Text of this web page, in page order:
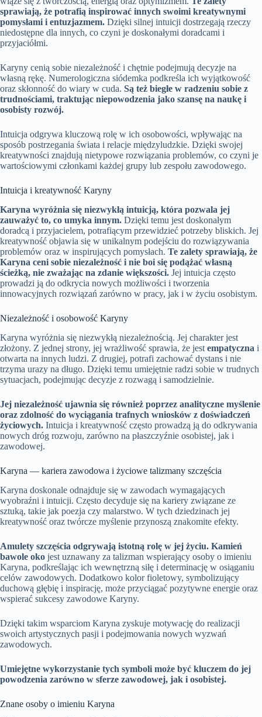
sprawiają, że potrafią inspirować innych swoimi kreatywnymi
pomysłami i entuzjazmem. Dzięki silnej intuicji dostrzegają rzeczy
niedostępne dla innych, co czyni je doskonałymi doradcami i
przyjaciółmi.
Karyny cenią sobie niezależność i chętnie podejmują decyzje na
własną rękę. Numerologiczna siódemka podkreśla ich wyjątkowość
oraz skłonność do wiary w cuda. Są też biegłe w radzeniu sobie z
trudnościami, traktując niepowodzenia jako szansę na naukę i
osobisty rozwój.
Intuicja odgrywa kluczową rolę w ich osobowości, wpływając na
sposób postrzegania świata i relacje międzyludzkie. Dzięki swojej
kreatywności znajdują nietypowe rozwiązania problemów, co czyni je
wartościowymi członkami każdej grupy lub zespołu zawodowego.
Intuicja i kreatywność Karyny
Karyna wyróżnia się niezwykłą intuicją, która pozwala jej
zauważyć to, co umyka innym. Dzięki temu jest doskonałym
doradcą i przyjacielem, potrafiącym przewidzieć potrzeby bliskich. Jej
kreatywność objawia się w unikalnym podejściu do rozwiązywania
problemów oraz w inspirujących pomysłach. Te zalety sprawiają, że
Karyna ceni sobie niezależność i nie boi się podążać własną
ścieżką, nie zważając na zdanie większości. Jej intuicja często
prowadzi ją do odkrycia nowych możliwości i tworzenia
innowacyjnych rozwiązań zarówno w pracy, jak i w życiu osobistym.
Niezależność i osobowość Karyny
Karyna wyróżnia się niezwykłą niezależnością. Jej charakter jest
złożony. Z jednej strony, jej wrażliwość sprawia, że jest empatyczna i
otwarta na innych ludzi. Z drugiej, potrafi zachować dystans i nie
trzyma urazy na długo. Dzięki temu umiejętnie radzi sobie w trudnych
sytuacjach, podejmując decyzje z rozwagą i samodzielnie.
Jej niezależność ujawnia się również poprzez analityczne myślenie
oraz zdolność do wyciągania trafnych wniosków z doświadczeń
życiowych. Intuicja i kreatywność często prowadzą ją do odkrywania
nowych dróg rozwoju, zarówno na płaszczyźnie osobistej, jak i
zawodowej.
Karyna — kariera zawodowa i życiowe talizmany szczęścia
Karyna doskonale odnajduje się w zawodach wymagających
wyobraźni i intuicji. Często decyduje się na kariery związane ze
sztuką, takie jak poezja czy malarstwo. W tych dziedzinach jej
kreatywność oraz twórcze myślenie przynoszą znakomite efekty.
Amulety szczęścia odgrywają istotną rolę w jej życiu. Kamień
bawole oko jest uznawany za talizman wspierający osoby o imieniu
Karyna, podkreślając ich wewnętrzną siłę i determinację w osiąganiu
celów zawodowych. Dodatkowo kolor fioletowy, symbolizujący
duchową głębię i inspirację, może przyciągać pozytywne energie oraz
wspierać sukcesy zawodowe Karyny.
Dzięki takim wsparciom Karyna zyskuje motywację do realizacji
swoich artystycznych pasji i podejmowania nowych wyzwań
zawodowych.
Umiejętne wykorzystanie tych symboli może być kluczem do jej
powodzenia zarówno w sferze zawodowej, jak i osobistej.
Znane osoby o imieniu Karyna